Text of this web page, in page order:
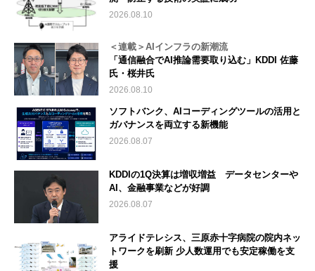
2026.08.10
＜連載＞AIインフラの新潮流
「通信融合でAI推論需要取り込む」KDDI 佐藤
氏・桜井氏
2026.08.10
ソフトバンク、AIコーディングツールの活用と
ガバナンスを両立する新機能
2026.08.07
KDDIの1Q決算は増収増益 データセンターや
AI、金融事業などが好調
2026.08.07
アライドテレシス、三原赤十字病院の院内ネッ
トワークを刷新 少人数運用でも安定稼働を支
援